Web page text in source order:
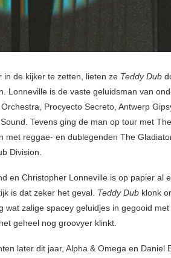
de kijker te zetten, lieten ze Teddy Dub
Lonneville is de vaste geluidsman van
Procyecto Secreto, Antwerp
Tevens ging de man op tour met
met reggae- en dublegenden The
Division.
en Christopher Lonneville is op papier al
is dat zeker het geval. Teddy Dub klonk
wat zalige spacey geluidjes in gegooid
geheel nog groovyer klinkt.
later dit jaar, Alpha & Omega en Daniel